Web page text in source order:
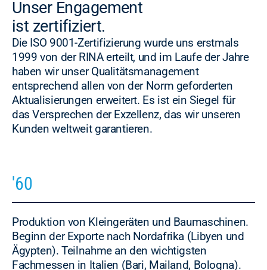
Unser Engagement
ist zertifiziert.
Die ISO 9001-Zertifizierung wurde uns erstmals
1999 von der RINA erteilt, und im Laufe der Jahre
haben wir unser Qualitätsmanagement
entsprechend allen von der Norm geforderten
Aktualisierungen erweitert. Es ist ein Siegel für
das Versprechen der Exzellenz, das wir unseren
Kunden weltweit garantieren.
'60
Produktion von Kleingeräten und Baumaschinen.
Beginn der Exporte nach Nordafrika (Libyen und
Ägypten). Teilnahme an den wichtigsten
Fachmessen in Italien (Bari, Mailand, Bologna).